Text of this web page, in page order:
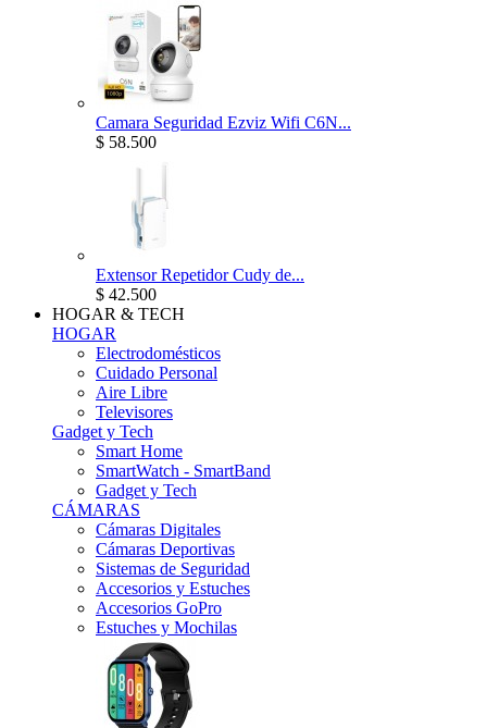
Camara Seguridad Ezviz Wifi C6N...
$ 58.500
Extensor Repetidor Cudy de...
$ 42.500
HOGAR & TECH
HOGAR
Electrodomésticos
Cuidado Personal
Aire Libre
Televisores
Gadget y Tech
Smart Home
SmartWatch - SmartBand
Gadget y Tech
CÁMARAS
Cámaras Digitales
Cámaras Deportivas
Sistemas de Seguridad
Accesorios y Estuches
Accesorios GoPro
Estuches y Mochilas